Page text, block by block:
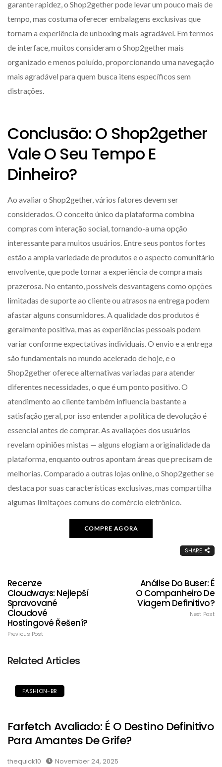
garante rapidez, o Shop2gether pode levar um pouco mais de
tempo, mas costuma oferecer embalagens exclusivas que
tornam a experiência de unboxing mais agradável. Em termos
de interface, muitos consideram o Shop2gether mais
organizado e menos poluído, proporcionando uma navegação
mais agradável para quem busca itens específicos sem
distrações.
Conclusão: O Shop2gether
Vale O Seu Tempo E
Dinheiro?
Ao avaliar o Shop2gether, vários fatores devem ser
considerados. O conceito único da plataforma combina
compras com interação social, tornando-a uma opção
interessante para muitos usuários. Entre seus pontos fortes
estão a ampla variedade de produtos e o aspecto comunitário
envolvente, que pode tornar a experiência de compra mais
prazerosa. No entanto, possíveis desvantagens como opções
limitadas de suporte ao cliente ou atrasos na entrega podem
afastar alguns consumidores. A qualidade dos produtos é
geralmente positiva, mas as experiências pessoais podem
variar conforme expectativas individuais. O envio e a entrega
são fundamentais no mundo acelerado de hoje, e o
Shop2gether oferece alternativas variadas para atender
diferentes necessidades, o que é um ponto positivo. O
atendimento ao cliente também influencia bastante a
satisfação geral, por isso entender a política de devolução é
essencial antes de comprar. As avaliações dos usuários
revelam opiniões mistas — alguns elogiam a originalidade da
plataforma, enquanto outros apontam áreas que precisam de
melhorias. Comparado a outras lojas online, o Shop2gether se
destaca por suas características exclusivas, mas compartilha
algumas limitações comuns do comércio eletrônico.
COMPRE AGORA
SHARE
Recenze
Cloudways: Nejlepší
Spravované
Cloudové
Hostingové Řešení?
Previous Post
Análise Do Buser: É
O Companheiro De
Viagem Definitivo?
Next Post
Related Articles
FASHION-BR
Farfetch Avaliado: É O Destino Definitivo
Para Amantes De Grife?
thequick10 November 24, 2025